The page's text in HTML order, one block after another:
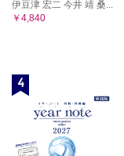
伊豆津 宏二 今井 靖 桑...
￥4,840
4